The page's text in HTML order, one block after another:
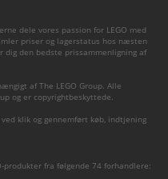
dele vores passion for LEGO med
priser og lagerstatus hos næsten
den bedste prissammenligning af
af The LEGO Group. Alle
og er copyrightbeskyttede.
klik og gennemført køb, indtjening
produkter fra følgende 74 forhandlere: